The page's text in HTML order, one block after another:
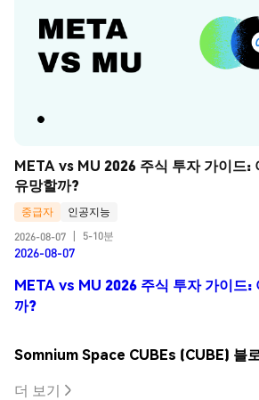
META vs MU 2026 주식 투자 가이드:
유망할까?
중급자
인공지능
2026-08-07
5-10분
2026-08-07
META vs MU 2026 주식 투자 가이드:
까?
Somnium Space CUBEs (CUBE) 블
더 보기